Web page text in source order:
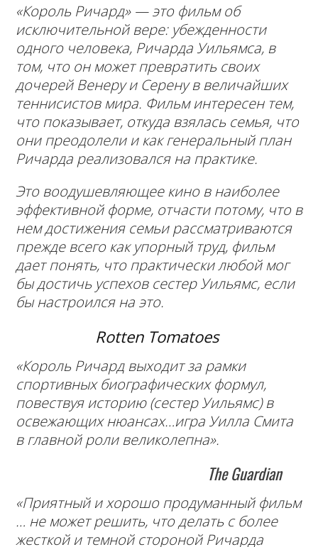
«Король Ричард» — это фильм об
исключительной вере: убежденности
одного человека, Ричарда Уильямса, в
том, что он может превратить своих
дочерей Венеру и Серену в величайших
теннисистов мира. Фильм интересен тем,
что показывает, откуда взялась семья, что
они преодолели и как генеральный план
Ричарда реализовался на практике.
Это воодушевляющее кино в наиболее
эффективной форме, отчасти потому, что в
нем достижения семьи рассматриваются
прежде всего как упорный труд, фильм
дает понять, что практически любой мог
бы достичь успехов сестер Уильямс, если
бы настроился на это.
Rotten Tomatoes
«Король Ричард выходит за рамки
спортивных биографических формул,
повествуя историю (сестер Уильямс) в
освежающих нюансах…игра Уилла Смита
в главной роли великолепна».
The Guardian
«Приятный и хорошо продуманный фильм
… не может решить, что делать с более
жесткой и темной стороной Ричарда